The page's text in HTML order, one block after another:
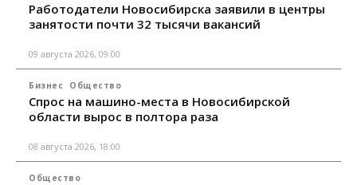
Работодатели Новосибирска заявили в центры
занятости почти 32 тысячи вакансий
09 августа 2026, 09:00
Бизнес Общество
Спрос на машино-места в Новосибирской
области вырос в полтора раза
08 августа 2026, 18:00
Общество